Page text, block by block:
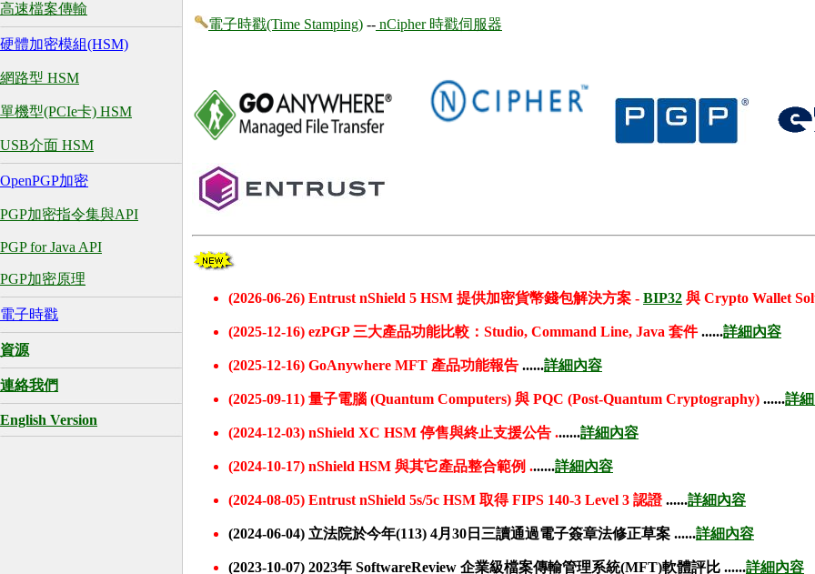
高速檔案傳輸
硬體加密模組(HSM)
網路型 HSM
單機型(PCIe卡) HSM
USB介面 HSM
OpenPGP加密
PGP加密指令集與API
PGP for Java API
PGP加密原理
電子時戳
資源
連絡我們
English Version
電子時戳(Time Stamping) -- nCipher 時戳伺服器
(2026-06-26) Entrust nShield 5 HSM 提供加密貨幣錢包解決方案 - BIP32 與 Crypto Wallet
(2025-12-16) ezPGP 三大產品功能比較：Studio, Command Line, Java 套件......詳細內容
(2025-12-16) GoAnywhere MFT 產品功能報告 ......詳細內容
(2025-09-11) 量子電腦 (Quantum Computers) 與 PQC (Post-Quantum Cryptography) ......詳
(2024-12-03) nShield XC HSM 停售與終止支援公告 .......詳細內容
(2024-10-17) nShield HSM 與其它產品整合範例 .......詳細內容
(2024-08-05) Entrust nShield 5s/5c HSM 取得 FIPS 140-3 Level 3 認證......詳細內容
(2024-06-04) 立法院於今年(113) 4月30日三讀通過電子簽章法修正草案 ......詳細內容
(2023-10-07) 2023年 SoftwareReview 企業級檔案傳輸管理系統(MFT)軟體評比 ......詳細內容